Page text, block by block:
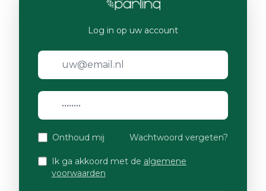
Log in op uw account
Onthoud mij Wachtwoord vergeten?
Ik ga akkoord met de algemene
voorwaarden